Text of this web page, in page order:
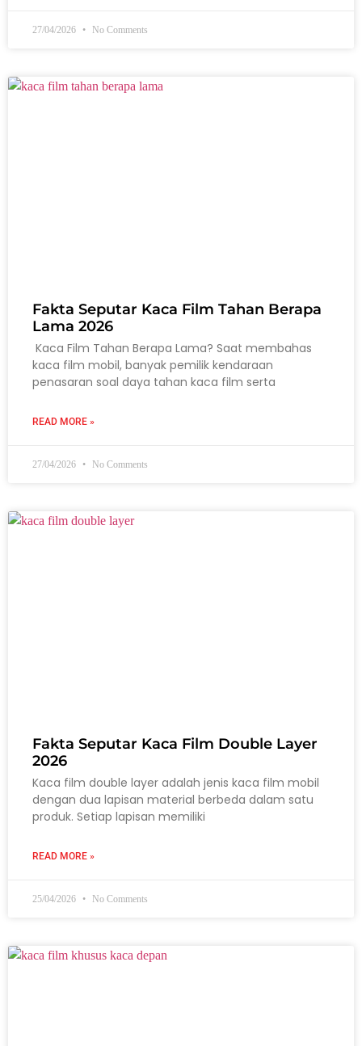
27/04/2026 No Comments
Fakta Seputar Kaca Film Tahan Berapa
Lama 2026
Kaca Film Tahan Berapa Lama? Saat membahas
kaca film mobil, banyak pemilik kendaraan
penasaran soal daya tahan kaca film serta
READ MORE »
27/04/2026 No Comments
Fakta Seputar Kaca Film Double Layer
2026
Kaca film double layer adalah jenis kaca film mobil
dengan dua lapisan material berbeda dalam satu
produk. Setiap lapisan memiliki
READ MORE »
25/04/2026 No Comments